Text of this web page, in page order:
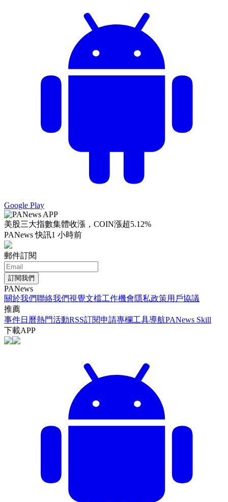
Google Play
美股三大指數集體收漲，COIN漲超5.12%
PANews 快訊1 小時前
郵件訂閱
訂閱我們
PANews
關於我們聯絡我們視覺文檔工作機會隱私政策用戶協議
推薦
事件日曆熱門活動RSS訂閱申請專欄工具導航PANews Skill
下載APP